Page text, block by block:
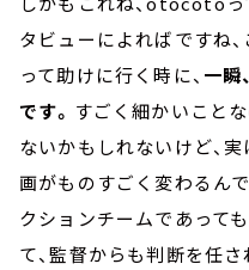
タビューによればですね
って助けに行く時に、 一瞬
です。 すごく細かいこと
ないかもしれないけど、
画がものすごく変わるんで
クションチームであって
て、監督からも判断を任さ